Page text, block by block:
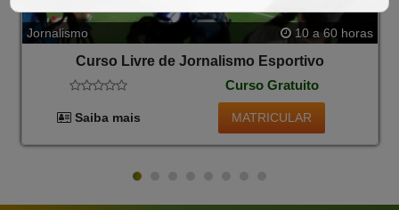
Jornalismo 10 a 60 horas
Curso Livre de Jornalismo Esportivo
Curso Gratuito
Saiba mais MATRICULAR